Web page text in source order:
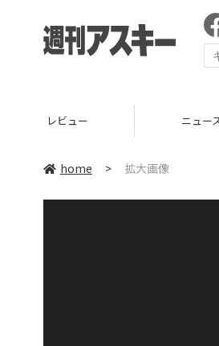
レビュー ニュー
home > 拡大画像